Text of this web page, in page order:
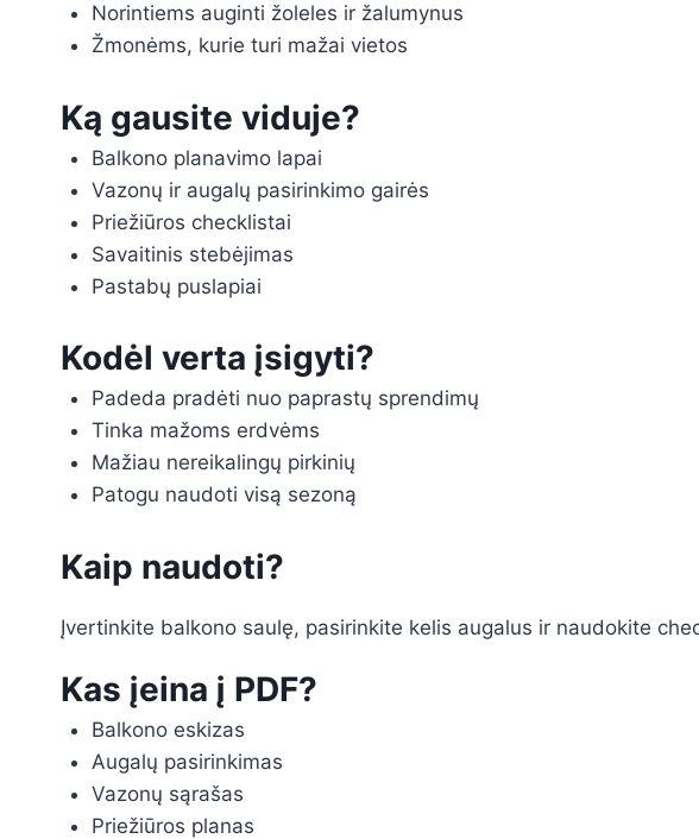
Norintiems auginti žoleles ir žalumynus
Žmonėms, kurie turi mažai vietos
Ką gausite viduje?
Balkono planavimo lapai
Vazonų ir augalų pasirinkimo gairės
Priežiūros checklistai
Savaitinis stebėjimas
Pastabų puslapiai
Kodėl verta įsigyti?
Padeda pradėti nuo paprastų sprendimų
Tinka mažoms erdvėms
Mažiau nereikalingų pirkinių
Patogu naudoti visą sezoną
Kaip naudoti?
Įvertinkite balkono saulę, pasirinkite kelis augalus ir naudokite
Kas įeina į PDF?
Balkono eskizas
Augalų pasirinkimas
Vazonų sąrašas
Priežiūros planas